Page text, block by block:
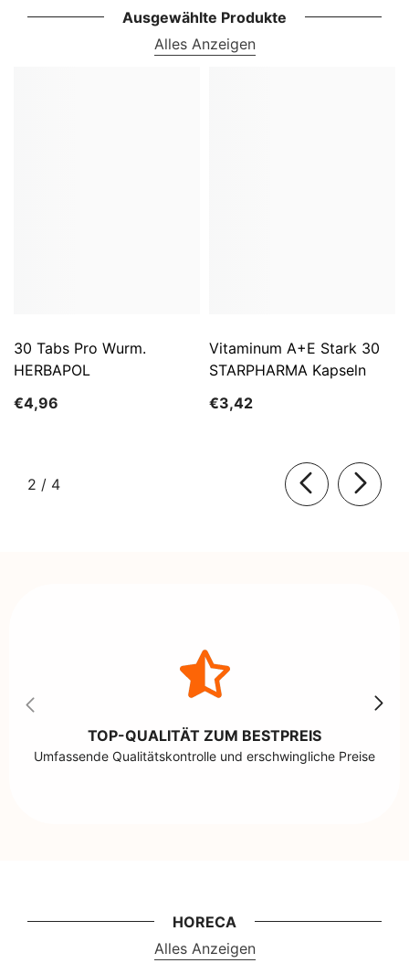
Ausgewählte Produkte
Alles Anzeigen
30 Tabs Pro Wurm.
HERBAPOL
€4,96
Vitaminum A+E Stark 30
STARPHARMA Kapseln
€3,42
2 / von
4
TOP-QUALITÄT ZUM BESTPREIS
Umfassende Qualitätskontrolle und erschwingliche Preise
HORECA
Alles Anzeigen